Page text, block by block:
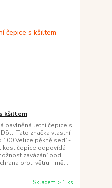
kšiltem
bavlněná letní čepice s
Tato značka vlastní
100 Velice pěkně sedí -
čepice odpovídá
zavázání pod
proti větru - mě...
Skladem > 1 ks